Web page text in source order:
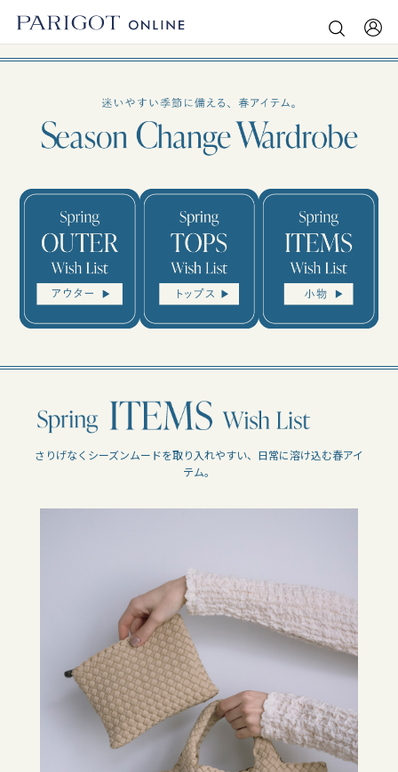
さりげなくシーズンムードを取り入れやすい、日常に溶け込む春アイ
テム。